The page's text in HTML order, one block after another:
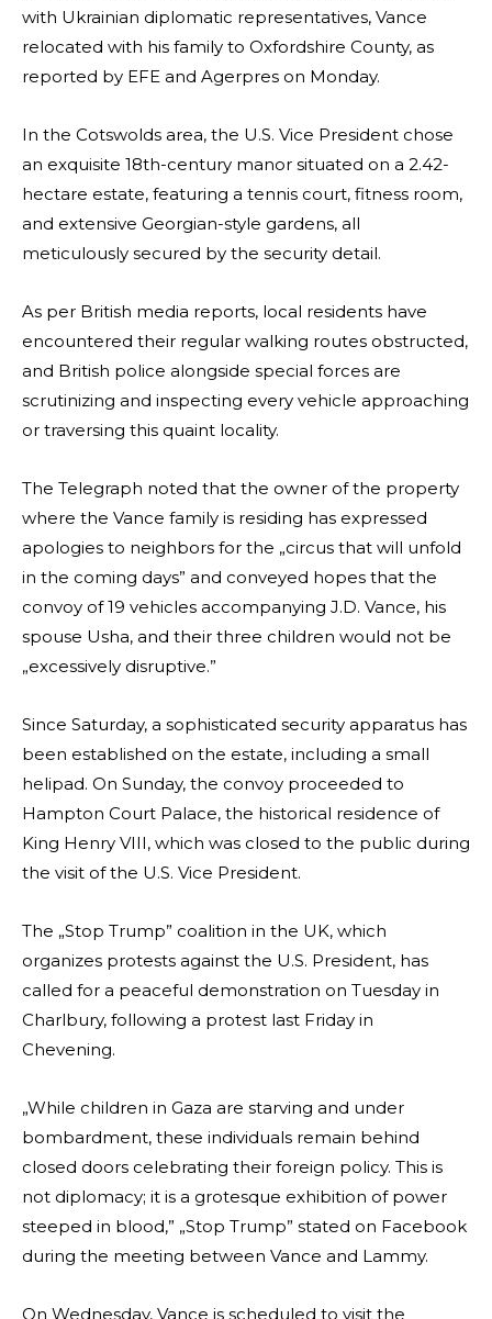
with Ukrainian diplomatic representatives, Vance
relocated with his family to Oxfordshire County, as
reported by EFE and Agerpres on Monday.
In the Cotswolds area, the U.S. Vice President chose
an exquisite 18th-century manor situated on a 2.42-
hectare estate, featuring a tennis court, fitness room,
and extensive Georgian-style gardens, all
meticulously secured by the security detail.
As per British media reports, local residents have
encountered their regular walking routes obstructed,
and British police alongside special forces are
scrutinizing and inspecting every vehicle approaching
or traversing this quaint locality.
The Telegraph noted that the owner of the property
where the Vance family is residing has expressed
apologies to neighbors for the „circus that will unfold
in the coming days” and conveyed hopes that the
convoy of 19 vehicles accompanying J.D. Vance, his
spouse Usha, and their three children would not be
„excessively disruptive.”
Since Saturday, a sophisticated security apparatus has
been established on the estate, including a small
helipad. On Sunday, the convoy proceeded to
Hampton Court Palace, the historical residence of
King Henry VIII, which was closed to the public during
the visit of the U.S. Vice President.
The „Stop Trump” coalition in the UK, which
organizes protests against the U.S. President, has
called for a peaceful demonstration on Tuesday in
Charlbury, following a protest last Friday in
Chevening.
„While children in Gaza are starving and under
bombardment, these individuals remain behind
closed doors celebrating their foreign policy. This is
not diplomacy; it is a grotesque exhibition of power
steeped in blood,” „Stop Trump” stated on Facebook
during the meeting between Vance and Lammy.
On Wednesday, Vance is scheduled to visit the